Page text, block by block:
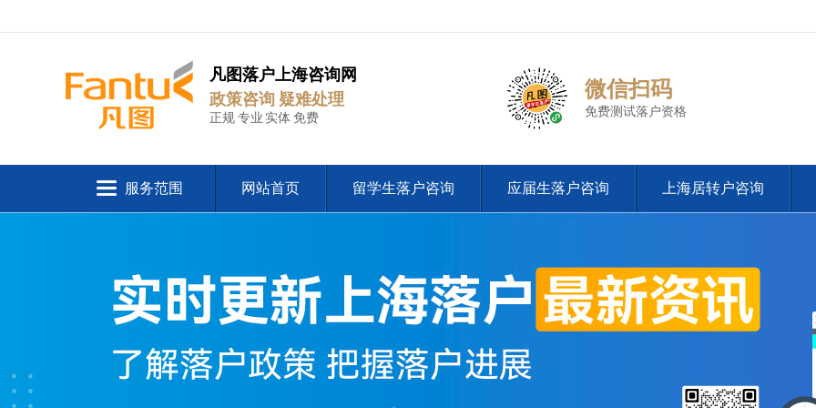
凡图落户上海咨询网
政策咨询 疑难处理
正规 专业 实体 免费
微信扫码
免费测试落户资格
服务范围 网站首页 留学生落户咨询 应届生落户咨询 上海居转户咨询